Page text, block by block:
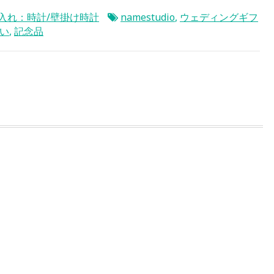
れ：時計/壁掛け時計 namestudio, ウェディングギフ
, 記念品